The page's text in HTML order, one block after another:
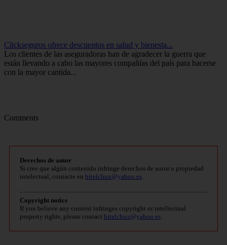
Clickseguros ofrece descuentos en salud y bienesta...
Los clientes de las aseguradoras han de agradecer la guerra que
están llevando a cabo las mayores compañías del país para hacerse
con la mayor cantida...
Comments
Derechos de autor
Si cree que algún contenido infringe derechos de autor o propiedad
intelectual, contacte en bitelchux@yahoo.es
Copyright notice
If you believe any content infringes copyright or intellectual
property rights, please contact bitelchux@yahoo.es